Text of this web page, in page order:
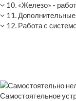
10. «Железо» -
11. Дополнительные
12. Работа с
Самостоятельное